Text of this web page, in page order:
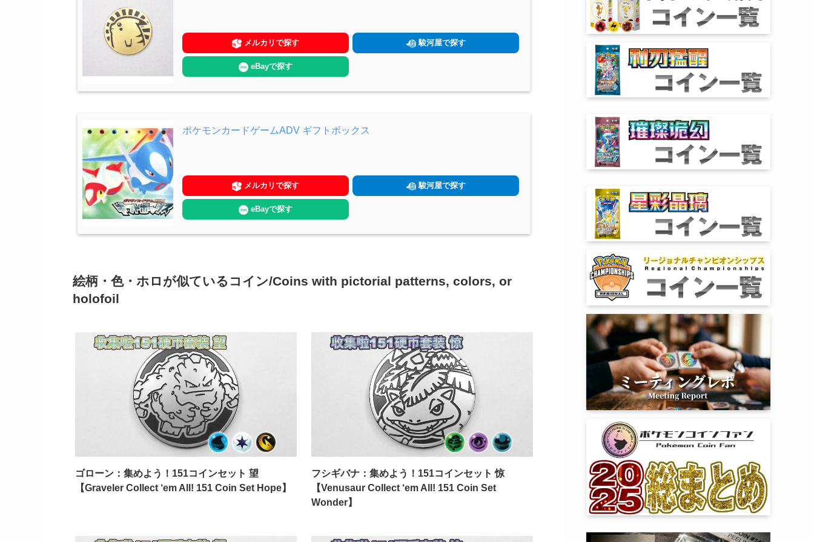
メルカリで探す 駿河屋で探す
eBayで探す
ポケモンカードゲームADV ギフトボックス
メルカリで探す 駿河屋で探す
eBayで探す
絵柄・色・ホロが似ているコイン/Coins with pictorial patterns, colors, or
holofoil
ゴローン：集めよう！151コインセット 望
【Graveler Collect ‘em All! 151 Coin Set Hope】
フシギバナ：集めよう！151コインセット 惊
【Venusaur Collect ‘em All! 151 Coin Set
Wonder】